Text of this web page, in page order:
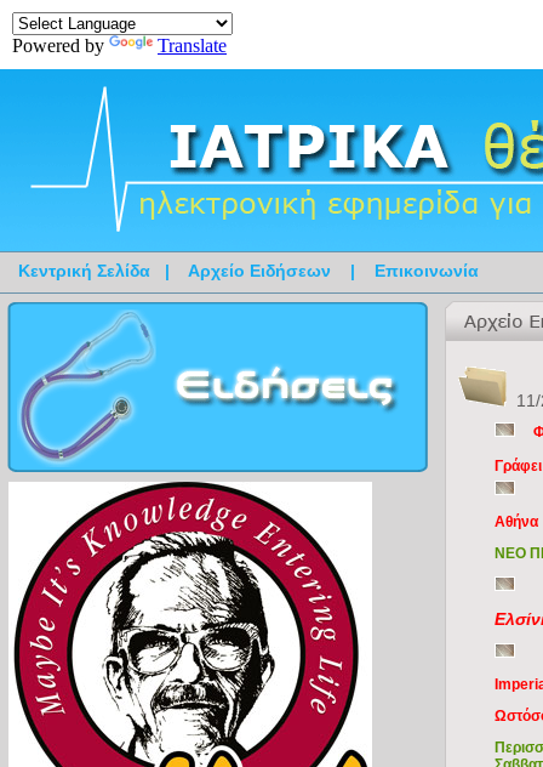
Powered by Translate
Κεντρική Σελίδα | Αρχείο Ειδήσεων | Επικοινωνία
Αθήνα
ΝΕΟ